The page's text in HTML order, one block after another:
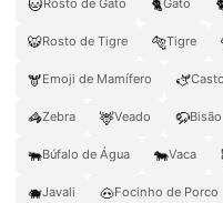
🐱Rosto de Gato 🐈Gato
🐯Rosto de Tigre 🐅Tigre
🫎Emoji de Mamífero 🫏
🦓Zebra 🦌Veado 🦬Bisão
🐃Búfalo de Água 🐄Vaca
🐗Javali 🐽Focinho de Porco